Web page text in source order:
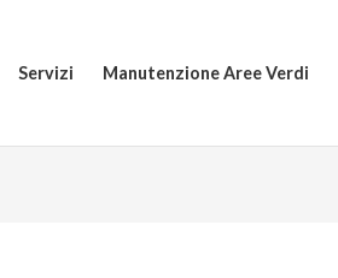
Servizi Manutenzione Aree Verdi